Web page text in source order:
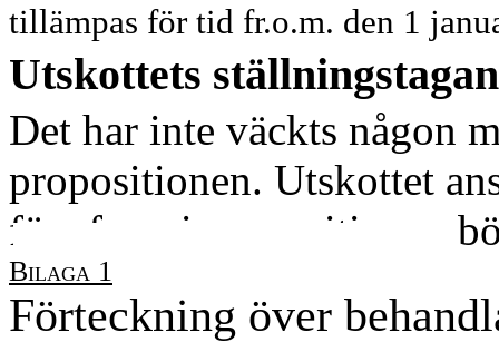
tillämpas för tid fr.o.m. den 1
Utskottets
Det har inte väckts någon
propositionen. Utskottet
förs fram i propositionen
Bilaga 1
Förteckning över